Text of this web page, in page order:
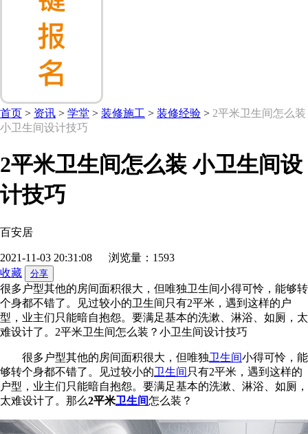
首页 > 资讯 > 学堂 > 装修施工 > 装修经验 > 2平米卫生间怎么装
小卫生间设计技巧
2平米卫生间怎么装 小卫生间设
计技巧
百安居
2021-11-03 20:31:08
浏览量：1593
收藏
分享
很多户型其他的房间面积很大，但唯独卫生间小得可怜，能够转
个身都不错了。见过较小的卫生间只有2平米，遇到这样的户
型，业主们只能暗自抱怨。要满足基本的洗漱、淋浴、如厕，太
难设计了。2平米卫生间怎么装？小卫生间设计技巧
很多户型其他的房间面积很大，但唯独卫生间小得可怜，能
够转个身都不错了。见过较小的卫生间 只有2平米，遇到这样的
户型，业主们只能暗自抱怨。要满足基本的洗漱、淋浴、如厕，
太难设计了。那么2平米卫生间怎么装？